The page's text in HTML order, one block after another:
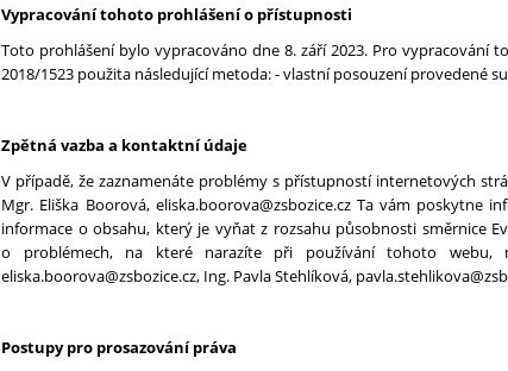
Vypracování tohoto prohlášení o přístupnosti
Toto prohlášení bylo vypracováno dne 8. září 2023. Pro vypracování
2018/1523 použita následující metoda: - vlastní posouzení provedené
Zpětná vazba a kontaktní údaje
V případě, že zaznamenáte problémy s přístupností internetových
Mgr. Eliška Boorová, eliska.boorova@zsbozice.cz Ta vám
informace o obsahu, který je vyňat z rozsahu působnosti směrnice
o problémech, na které narazíte při používání tohoto webu,
eliska.boorova@zsbozice.cz, Ing. Pavla Stehlíková,
Postupy pro prosazování práva